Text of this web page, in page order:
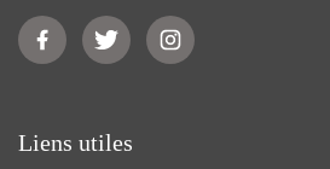
Liens utiles